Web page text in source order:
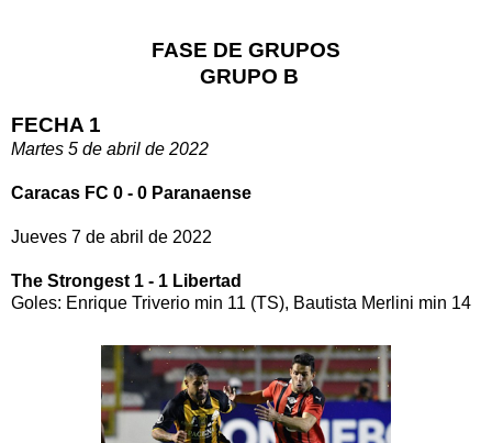
FASE DE GRUPOS
GRUPO B
FECHA 1
Martes 5 de abril de 2022
Caracas FC 0 - 0 Paranaense
Jueves 7 de abril de 2022
The Strongest 1 - 1 Libertad
Goles: Enrique Triverio min 11 (TS), Bautista Merlini min 14